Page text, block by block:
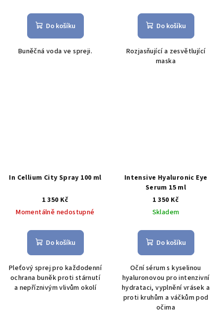
Do košíku
Buněčná voda ve spreji.
Do košíku
Rozjasňující a zesvětlující
maska
In Cellium City Spray 100 ml
1 350 Kč
Momentálně nedostupné
Do košíku
Pleťový sprej pro každodenní
ochrana buněk proti stárnutí
a nepříznivým vlivům okolí
Intensive Hyaluronic Eye
Serum 15 ml
1 350 Kč
Skladem
Do košíku
Oční sérum s kyselinou
hyaluronovou pro intenzivní
hydrataci, vyplnění vrásek a
proti kruhům a váčkům pod
očima